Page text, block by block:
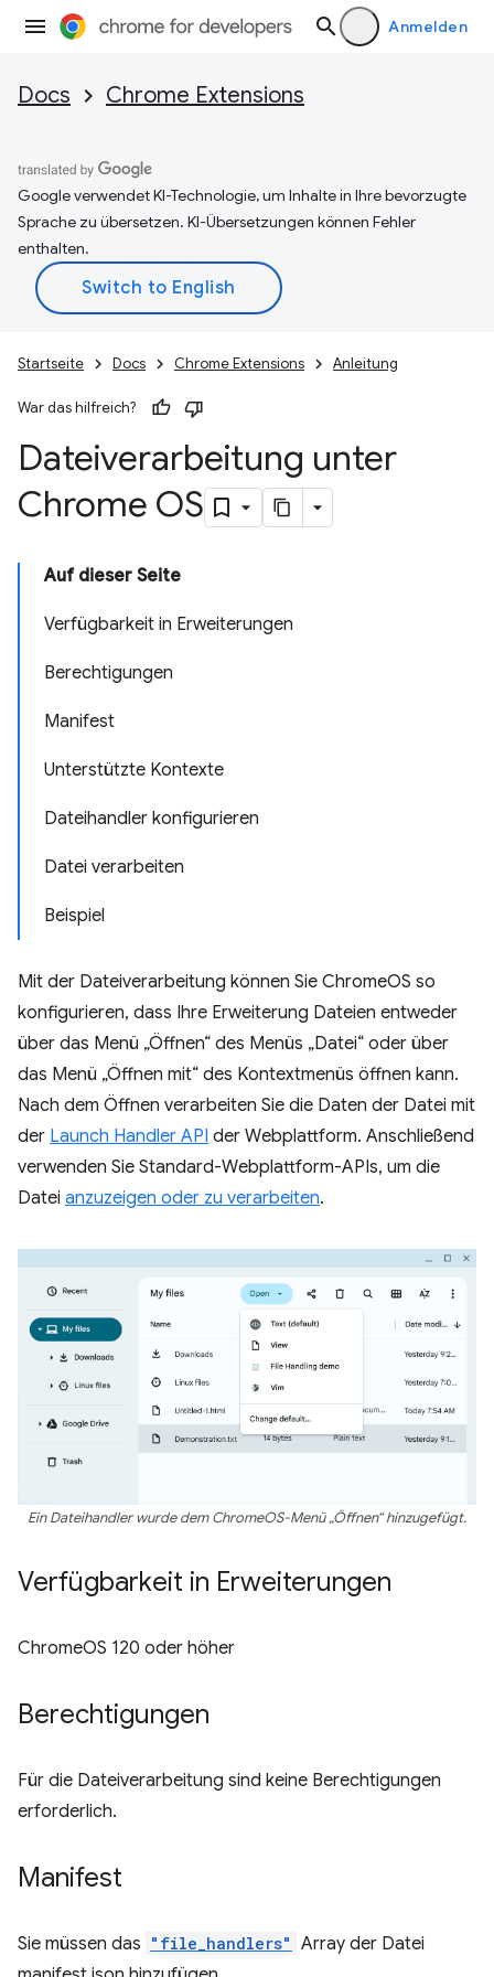
Anmelden
Docs Chrome Extensions
Google verwendet KI-Technologie, um Inhalte in Ihre bevorzugte
Sprache zu übersetzen. KI-Übersetzungen können Fehler
enthalten.
Startseite Docs Chrome Extensions Anleitung
War das hilfreich?
Dateiverarbeitung unter
Chrome OS
Auf dieser Seite
Verfügbarkeit in Erweiterungen
Berechtigungen
Manifest
Unterstützte Kontexte
Dateihandler konfigurieren
Datei verarbeiten
Beispiel
Mit der Dateiverarbeitung können Sie ChromeOS so
konfigurieren, dass Ihre Erweiterung Dateien entweder
über das Menü „Öffnen“ des Menüs „Datei“ oder über
das Menü „Öffnen mit“ des Kontextmenüs öffnen kann.
Nach dem Öffnen verarbeiten Sie die Daten der Datei mit
der Launch Handler API der Webplattform. Anschließend
verwenden Sie Standard-Webplattform-APIs, um die
Datei anzuzeigen oder zu verarbeiten.
Ein Dateihandler wurde dem ChromeOS-Menü „Öffnen“ hinzugefügt.
Verfügbarkeit in Erweiterungen
ChromeOS 120 oder höher
Berechtigungen
Für die Dateiverarbeitung sind keine Berechtigungen
erforderlich.
Manifest
Sie müssen das "file_handlers" Array der Datei